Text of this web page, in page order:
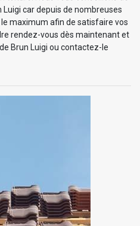
car depuis de nombreuses
maximum afin de satisfaire vos
rendez-vous dès maintenant et
Brun Luigi ou contactez-le